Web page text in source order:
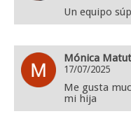
Un equipo
Mónica
17/07/2025
Me gusta
mi hija